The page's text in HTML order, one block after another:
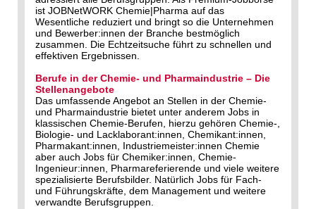
ist JOBNetWORK Chemie|Pharma auf das
Wesentliche reduziert und bringt so die Unternehmen
und Bewerber:innen der Branche bestmöglich
zusammen. Die Echtzeitsuche führt zu schnellen und
effektiven Ergebnissen.
Berufe in der Chemie- und Pharmaindustrie – Die
Stellenangebote
Das umfassende Angebot an Stellen in der Chemie-
und Pharmaindustrie bietet unter anderem Jobs in
klassischen Chemie-Berufen, hierzu gehören Chemie-,
Biologie- und Lacklaborant:innen, Chemikant:innen,
Pharmakant:innen, Industriemeister:innen Chemie
aber auch Jobs für Chemiker:innen, Chemie-
Ingenieur:innen, Pharmareferierende und viele weitere
spezialisierte Berufsbilder. Natürlich Jobs für Fach-
und Führungskräfte, dem Management und weitere
verwandte Berufsgruppen.